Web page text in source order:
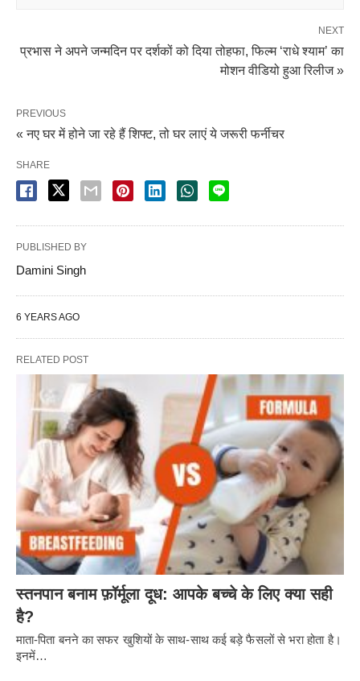
NEXT
प्रभास ने अपने जन्मदिन पर दर्शकों को दिया तोहफा, फिल्म ‘राधे श्याम’ का
मोशन वीडियो हुआ रिलीज »
PREVIOUS
« नए घर में होने जा रहे हैं शिफ्ट, तो घर लाएं ये जरूरी फर्नीचर
SHARE
PUBLISHED BY
Damini Singh
6 YEARS AGO
RELATED POST
स्तनपान बनाम फ़ॉर्मूला दूध: आपके बच्चे के लिए क्या सही
है?
माता-पिता बनने का सफर खुशियों के साथ-साथ कई बड़े फैसलों से भरा होता है।
इनमें…